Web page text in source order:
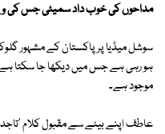
مداحوں کی خوب داد سمیٹی جس کی
سوشل میڈیا پر پاکستان کے مشہور
ہو رہی ہے جس میں دیکھا جا سکتا ہے
موجود ہے۔
عاطف اپنے بیٹے سے مقبول کلام